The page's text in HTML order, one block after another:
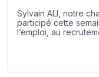
Sylvain ALI, notre
participé cette
l’emploi, au